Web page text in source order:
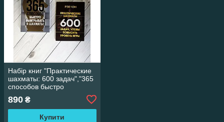
Набір книг "Практические
шахматы: 600 задач","365
способов быстро
Эндрю Солтис
890 ₴
Купити